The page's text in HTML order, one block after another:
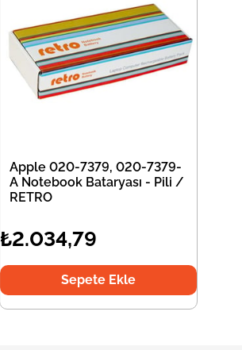
Apple 020-7379, 020-7379-
A Notebook Bataryası - Pili /
RETRO
₺2.034,79
Sepete Ekle